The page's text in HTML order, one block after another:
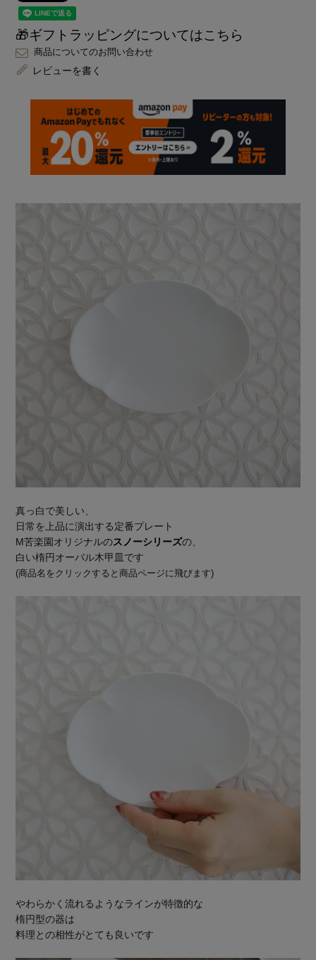
🎁ギフトラッピングについてはこちら
商品についてのお問い合わせ
レビューを書く
真っ白で美しい、
日常を上品に演出する定番プレート
M苦楽園オリジナルのスノーシリーズの、
白い楕円オーバル木甲皿です
(商品名をクリックすると商品ページに飛びます)
やわらかく流れるようなラインが特徴的な
楕円型の器は
料理との相性がとても良いです